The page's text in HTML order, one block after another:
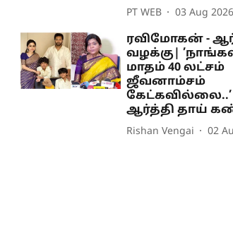
PT WEB 03 Aug 2026
ரவிமோகன் -
வழக்கு|
மாதம் 40 லட்சம்
ஜீவனாம்சம்
கேட்கவில்லை..’
ஆர்த்தி தாய்
Rishan Vengai 02